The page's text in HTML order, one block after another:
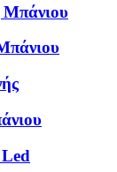
Μπάνιου